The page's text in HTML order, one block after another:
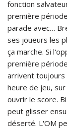
fonction
première
parade avec…
ses joueurs les
ça marche. Si
première
arrivent toujours
heure de jeu,
ouvrir le score.
peut glisser
déserté. L'OM